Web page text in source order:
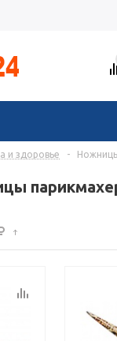
и здоровье -